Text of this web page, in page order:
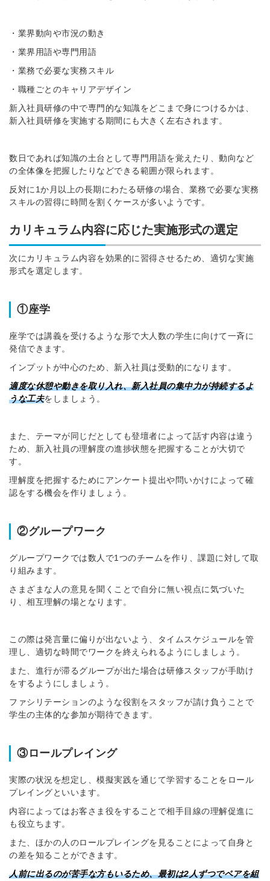
・ 業界動向や市況の動き
・業界用語や専門用語
・業務で必要な実務スキル
・職種ごとのキャリアデザイン
新入社員研修の中で専門的な知識をどこまで身につけるかは、
新入社員研修を実施する期間にも大きく左右されます。
数日であれば知識の土台として専門用語を覚えたり、動向など
の全体像を把握したりなどできる範囲が限られます。
反対に1か月以上の長期にわたる研修の場合、業務で必要な実務
スキルの習得に時間を割くケースが多いようです。
カリキュラム内容に応じた実施形式の選定
次にカリキュラム内容を効果的に習得させるため、適切な実施
形式を選定します。
①座学
座学では講義を受けるような形で大人数の学生に向けて一斉に
発信できます。
インプットが中心のため、新入社員は受動的になります 。
適度な休憩や動きを取り入れ、新入社員の集中力が持続するよ
うな工夫をしましょう。
また、テーマが同じだとしても登壇者によって話す内容は違う
ため、新入社員の理解度の進捗状態を把握することが大切で
す。
理解度を把握するためにアンケート提出や問いかけによって確
認をする機会を作りましょう。
②グループワーク
グループワークでは数人で1つのチームを作り、課題に対して取
り組みます。
さまざまな人の意見を聞くことで自分に無い視点に気づいた
り、相互理解の場と なります 。
この際は発言量に偏りが出ないよう、タイムスケジュールを管
理し、適切な時間でワークを終えられるようにしましょう。
また、進行が滞るグループが出た場合は研修スタッフが手助け
をするようにしましょう。
ファシリテーションのような役割をスタッフが請け負うことで
学生の主体的な参加が期待できます。
③ロールプレイング
実際の状況を想定し、模擬実践を通じて学習することをロール
プレイングといいます。
内容によってはお客さま役をすることで相手目線の理解促進に
も役立ちます。
また、ほかの人のロールプレイングを見ることによって自身と
の差を知ることができます。
人前に出るのが苦手な方もいるため、最初は2人ずつでペアを組
する
忘れですか？
でログイン
せん
他サービスIDで登録
みんなの採用部があなたの許可なく投稿すること
はありません